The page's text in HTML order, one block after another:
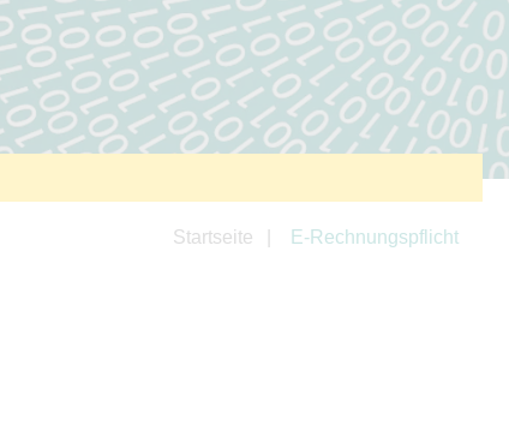
Startseite E-Rechnungspflicht